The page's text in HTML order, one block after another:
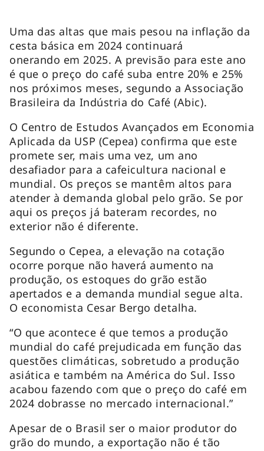
Uma das altas que mais pesou na inflação da
cesta básica em 2024 continuará
onerando em 2025. A previsão para este ano
é que o preço do café suba entre 20% e 25%
nos próximos meses, segundo a Associação
Brasileira da Indústria do Café (Abic).
O Centro de Estudos Avançados em Economia
Aplicada da USP (Cepea) confirma que este
promete ser, mais uma vez, um ano
desafiador para a cafeicultura nacional e
mundial. Os preços se mantêm altos para
atender à demanda global pelo grão. Se por
aqui os preços já bateram recordes, no
exterior não é diferente.
Segundo o Cepea, a elevação na cotação
ocorre porque não haverá aumento na
produção, os estoques do grão estão
apertados e a demanda mundial segue alta.
O economista Cesar Bergo detalha.
“O que acontece é que temos a produção
mundial do café prejudicada em função das
questões climáticas, sobretudo a produção
asiática e também na América do Sul. Isso
acabou fazendo com que o preço do café em
2024 dobrasse no mercado internacional.”
Apesar de o Brasil ser o maior produtor do
grão do mundo, a exportação não é tão